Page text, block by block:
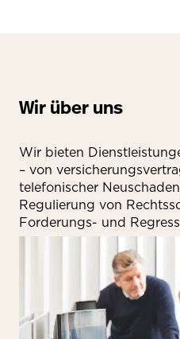
Wir über uns
Wir bieten
– von
telefonischer
Regulierung von
Forderungs- und